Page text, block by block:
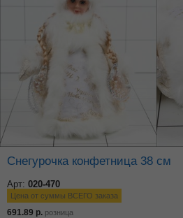
Снегурочка конфетница 38 см
Арт: 020-470
Цена от суммы ВСЕГО заказа
691.89 р. розница